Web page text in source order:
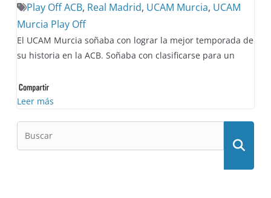
Play Off ACB, Real Madrid, UCAM Murcia, UCAM
Murcia Play Off
El UCAM Murcia soñaba con lograr la mejor temporada de
su historia en la ACB. Soñaba con clasificarse para un
Leer más